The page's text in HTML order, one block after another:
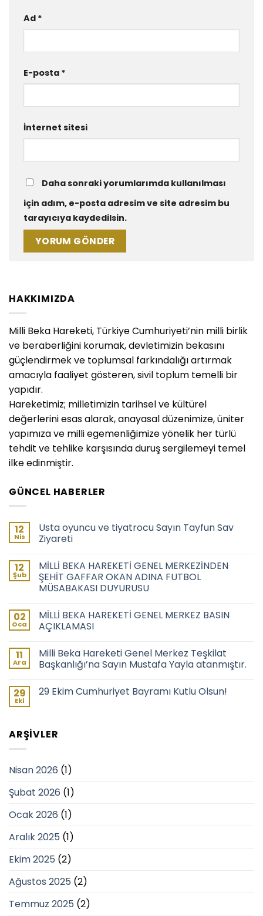
Ad *
E-posta *
İnternet sitesi
Daha sonraki yorumlarımda kullanılması
için adım, e-posta adresim ve site adresim bu
tarayıcıya kaydedilsin.
HAKKIMIZDA
Milli Beka Hareketi, Türkiye Cumhuriyeti’nin milli birlik
ve beraberliğini korumak, devletimizin bekasını
güçlendirmek ve toplumsal farkındalığı artırmak
amacıyla faaliyet gösteren, sivil toplum temelli bir
yapıdır.
Hareketimiz; milletimizin tarihsel ve kültürel
değerlerini esas alarak, anayasal düzenimize, üniter
yapımıza ve milli egemenliğimize yönelik her türlü
tehdit ve tehlike karşısında duruş sergilemeyi temel
ilke edinmiştir.
GÜNCEL HABERLER
12
Nis
Usta oyuncu ve tiyatrocu Sayın Tayfun Sav
Ziyareti
12
Şub
MİLLİ BEKA HAREKETİ GENEL MERKEZİNDEN
ŞEHİT GAFFAR OKAN ADINA FUTBOL
MÜSABAKASI DUYURUSU
02
Oca
MİLLİ BEKA HAREKETİ GENEL MERKEZ BASIN
AÇIKLAMASI
11
Ara
Milli Beka Hareketi Genel Merkez Teşkilat
Başkanlığı’na Sayın Mustafa Yayla atanmıştır.
29
Eki
29 Ekim Cumhuriyet Bayramı Kutlu Olsun!
ARŞIVLER
Nisan 2026 (1)
Şubat 2026 (1)
Ocak 2026 (1)
Aralık 2025 (1)
Ekim 2025 (2)
Ağustos 2025 (2)
Temmuz 2025 (2)